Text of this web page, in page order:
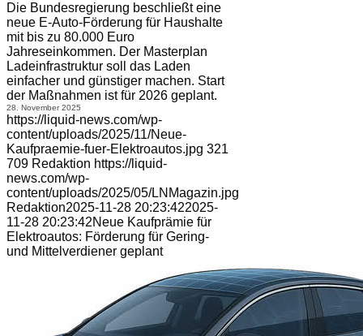
Die Bundesregierung beschließt eine
neue E-Auto-Förderung für Haushalte
mit bis zu 80.000 Euro
Jahreseinkommen. Der Masterplan
Ladeinfrastruktur soll das Laden
einfacher und günstiger machen. Start
der Maßnahmen ist für 2026 geplant.
28. November 2025
https://liquid-news.com/wp-
content/uploads/2025/11/Neue-
Kaufpraemie-fuer-Elektroautos.jpg 321
709 Redaktion https://liquid-
news.com/wp-
content/uploads/2025/05/LNMagazin.jpg
Redaktion2025-11-28 20:23:422025-
11-28 20:23:42Neue Kaufprämie für
Elektroautos: Förderung für Gering-
und Mittelverdiener geplant